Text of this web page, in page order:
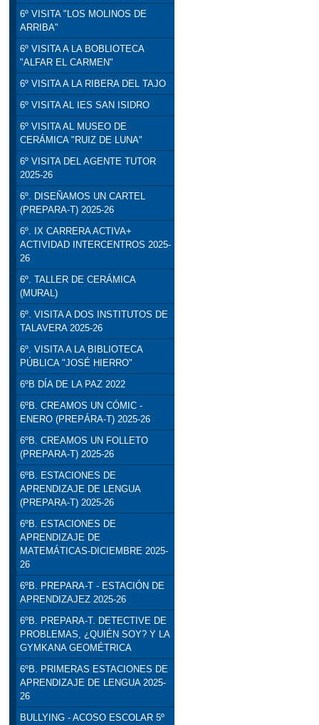
6º VISITA "LOS MOLINOS DE
ARRIBA"
6º VISITA A LA BOBLIOTECA
"ALFAR EL CARMEN"
6º VISITA A LA RIBERA DEL TAJO
6º VISITA AL IES SAN ISIDRO
6º VISITA AL MUSEO DE
CERÁMICA "RUIZ DE LUNA"
6º VISITA DEL AGENTE TUTOR
2025-26
6º. DISEÑAMOS UN CARTEL
(PREPARA-T) 2025-26
6º. IX CARRERA ACTIVA+
ACTIVIDAD INTERCENTROS 2025-
26
6º. TALLER DE CERÁMICA
(MURAL)
6º. VISITA A DOS INSTITUTOS DE
TALAVERA 2025-26
6º. VISITA A LA BIBLIOTECA
PÚBLICA "JOSÉ HIERRO"
6ºB DÍA DE LA PAZ 2022
6ºB. CREAMOS UN CÓMIC -
ENERO (PREPÁRA-T) 2025-26
6ºB. CREAMOS UN FOLLETO
(PREPARA-T) 2025-26
6ºB. ESTACIONES DE
APRENDIZAJE DE LENGUA
(PREPARA-T) 2025-26
6ºB. ESTACIONES DE
APRENDIZAJE DE
MATEMÁTICAS-DICIEMBRE 2025-
26
6ºB. PREPARA-T - ESTACIÓN DE
APRENDIZAJEZ 2025-26
6ºB. PREPARA-T. DETECTIVE DE
PROBLEMAS, ¿QUIÉN SOY? Y LA
GYMKANA GEOMÉTRICA
6ºB. PRIMERAS ESTACIONES DE
APRENDIZAJE DE LENGUA 2025-
26
BULLYING - ACOSO ESCOLAR 5º